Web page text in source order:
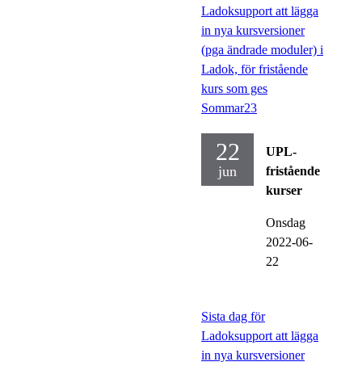
Ladoksupport att lägga
in nya kursversioner
(pga ändrade moduler) i
Ladok, för fristående
kurs som ges
Sommar23
22
jun
UPL-
fristående
kurser
Onsdag
2022-06-
22
Sista dag för
Ladoksupport att lägga
in nya kursversioner